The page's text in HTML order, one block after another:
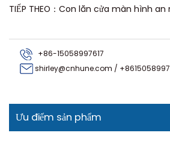
TIẾP THEO：Con lăn cửa màn hình an
+86-15058997617
shirley@cnhune.com /
Ưu điểm sản phẩm